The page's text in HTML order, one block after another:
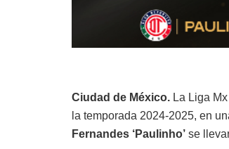
Ciudad de México. La Liga
la temporada 2024-2025, en
Fernandes ‘Paulinho’ se